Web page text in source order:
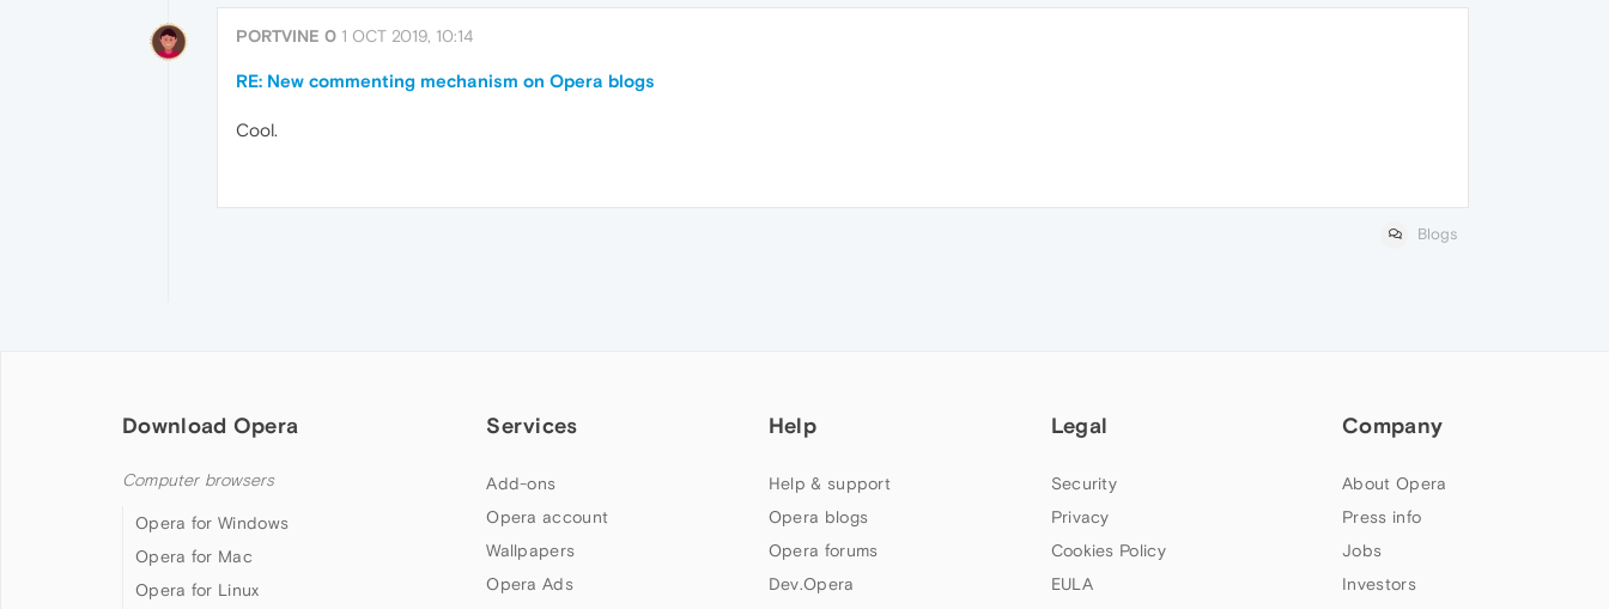
PORTVINE 0 1 OCT 2019, 10:14
RE: New commenting mechanism on Opera blogs
Cool.
Blogs
Download Opera
Computer browsers
Opera for Windows
Opera for Mac
Opera for Linux
Services
Add-ons
Opera account
Wallpapers
Opera Ads
Help
Help & support
Opera blogs
Opera forums
Dev.Opera
Legal
Security
Privacy
Cookies Policy
EULA
Company
About Opera
Press info
Jobs
Investors